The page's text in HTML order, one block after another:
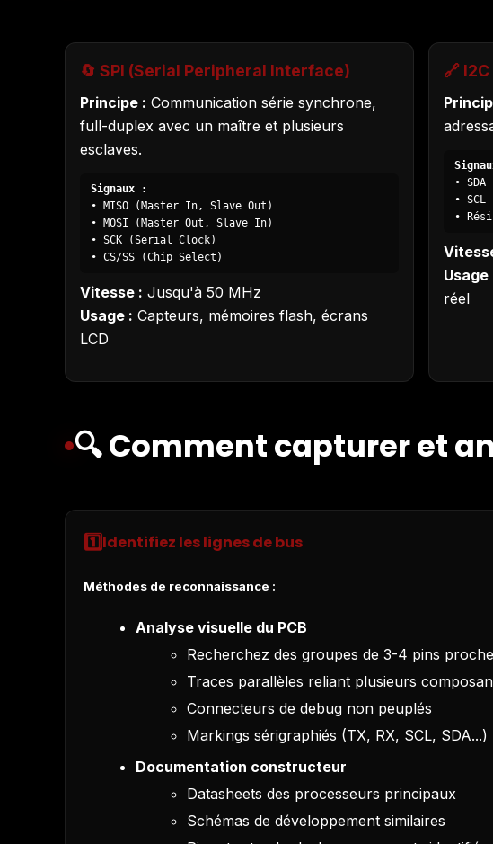
🔄 SPI (Serial Peripheral Interface)
Principe : Communication série synchrone,
full-duplex avec un maître et plusieurs
esclaves.
Signaux :
• MISO (Master In, Slave Out)
• MOSI (Master Out, Slave In)
• SCK (Serial Clock)
• CS/SS (Chip Select)
Vitesse : Jusqu'à 50 MHz
Usage : Capteurs, mémoires flash, écrans
LCD
🔗
•
•
•
Usage
réel
🔍 Comment capturer et
1️⃣Identifiez les lignes de bus
Méthodes de reconnaissance :
Analyse visuelle du PCB
Recherchez des groupes de 3-4 pins
Traces parallèles reliant plusieurs
Connecteurs de debug non peuplés
Markings sérigraphiés (TX, RX, SCL, SDA...)
Documentation constructeur
Datasheets des processeurs principaux
Schémas de développement similaires